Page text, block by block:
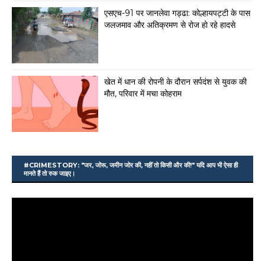
एसएच-91 पर जानलेवा गड्ढा: कोल्हायपट्टी के पास
जलजमाव और अतिक्रमण से रोज हो रहे हादसे
खेत में धान की रोपनी के दौरान सर्पदंश से युवक की
मौत, परिवार में मचा कोहराम
#CRIMESTORY: "जर, जोरू, जमीन जोर की, नहीं तो किसी और की!" यदि आप भी ऐसा ही
मानते हैं तो रुक जाइए।